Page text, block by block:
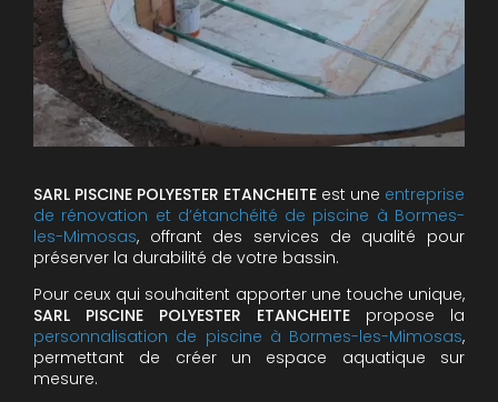
SARL PISCINE POLYESTER ETANCHEITE est une entreprise
de rénovation et d’étanchéité de piscine à Bormes-
les-Mimosas, offrant des services de qualité pour
préserver la durabilité de votre bassin.
Pour ceux qui souhaitent apporter une touche unique,
SARL PISCINE POLYESTER ETANCHEITE propose la
personnalisation de piscine à Bormes-les-Mimosas,
permettant de créer un espace aquatique sur
mesure.